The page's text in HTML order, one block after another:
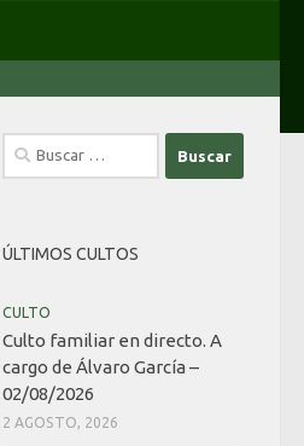
Buscar:
ÚLTIMOS CULTOS
CULTO
Culto familiar en directo. A
cargo de Álvaro García –
02/08/2026
2 AGOSTO, 2026